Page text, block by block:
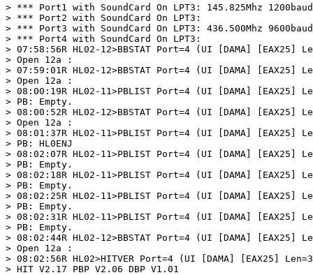
> *** Port1 with SoundCard On LPT3: 145.825Mhz 1200baud
> *** Port2 with SoundCard On LPT3:
> *** Port3 with SoundCard On LPT3: 436.500Mhz 9600baud
> *** Port4 with SoundCard On LPT3:
> 07:58:56R HL02-12>BBSTAT Port=4 (UI [DAMA] [EAX25]
> Open 12a :
> 07:59:01R HL02-12>BBSTAT Port=4 (UI [DAMA] [EAX25]
> Open 12a :
> 08:00:19R HL02-11>PBLIST Port=4 (UI [DAMA] [EAX25]
> PB: Empty.
> 08:00:52R HL02-12>BBSTAT Port=4 (UI [DAMA] [EAX25]
> Open 12a :
> 08:01:37R HL02-11>PBLIST Port=4 (UI [DAMA] [EAX25]
> PB: HL0ENJ
> 08:02:07R HL02-11>PBLIST Port=4 (UI [DAMA] [EAX25]
> PB: Empty.
> 08:02:18R HL02-11>PBLIST Port=4 (UI [DAMA] [EAX25]
> PB: Empty.
> 08:02:25R HL02-11>PBLIST Port=4 (UI [DAMA] [EAX25]
> PB: Empty.
> 08:02:31R HL02-11>PBLIST Port=4 (UI [DAMA] [EAX25]
> PB: Empty.
> 08:02:44R HL02-12>BBSTAT Port=4 (UI [DAMA] [EAX25]
> Open 12a :
> 08:02:56R HL02>HITVER Port=4 (UI [DAMA] [EAX25]
> HIT V2.17 PBP V2.06 DBP V1.01